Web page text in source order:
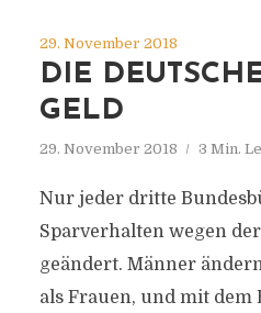
29. November 2018
DIE
GELD
29. November 2018 3 Min.
Nur jeder dritte
Sparverhalten wegen
geändert. Männer
als Frauen, und mit